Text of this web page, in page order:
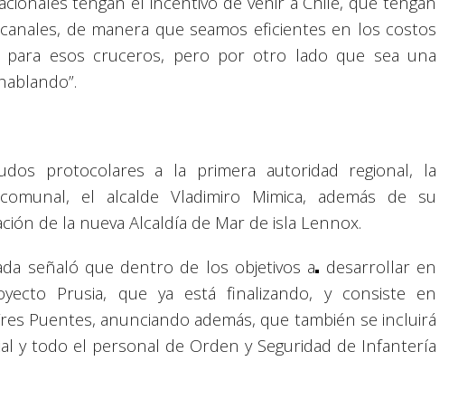
de manera que seamos eficientes en los costos
esos cruceros, pero por otro lado que sea una
protocolares a la primera autoridad regional, la
el alcalde Vladimiro Mimica, además de su
de la nueva Alcaldía de Mar de isla Lennox.
señaló que dentro de los objetivos a desarrollar en
Prusia, que ya está finalizando, y consiste en
Puentes, anunciando además, que también se incluirá
y todo el personal de Orden y Seguridad de Infantería